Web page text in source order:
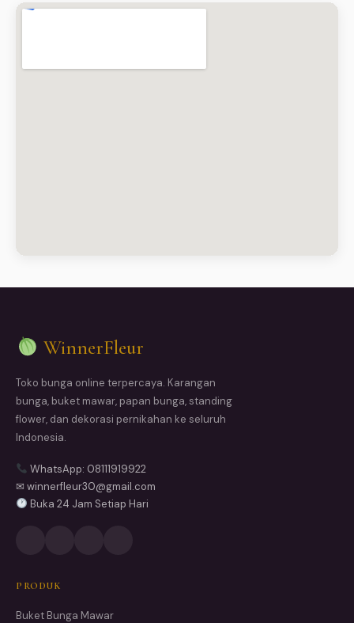
WinnerFleur
Toko bunga online terpercaya. Karangan
bunga, buket mawar, papan bunga, standing
flower, dan dekorasi pernikahan ke seluruh
Indonesia.
WhatsApp: 08111919922
✉ winnerfleur30@gmail.com
Buka 24 Jam Setiap Hari
PRODUK
Buket Bunga Mawar